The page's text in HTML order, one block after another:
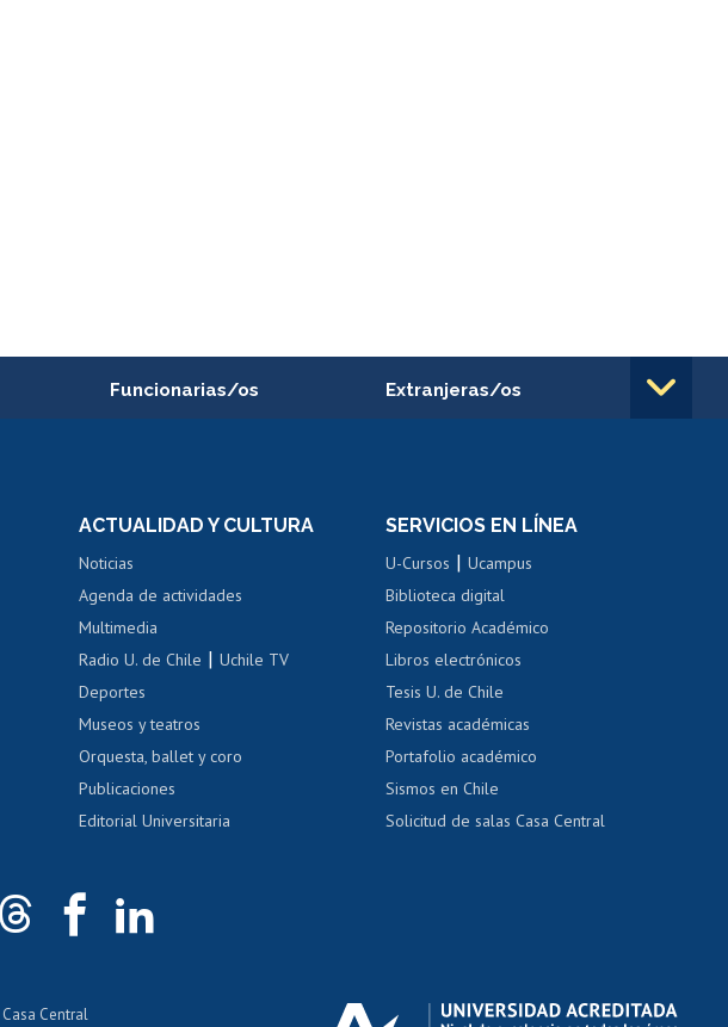
Funcionarias/os
Portal de movilidad interna
Certificado de renta
Certificado de renta
Extranjeras/os
Cursos de español
Acoso laboral, sexual y violencia Denuncias administrativas
ACTUALIDAD Y CULTURA
Noticias
Agenda de actividades
Multimedia
Radio U. de Chile |Uchile TV
Deportes
Museos y teatros
Orquesta, ballet y coro
Publicaciones
Editorial Universitaria
SERVICIOS EN LÍNEA
U-Cursos |Ucampus
Biblioteca digital
Repositorio Académico
Libros electrónicos
Tesis U. de Chile
Revistas académicas
Portafolio académico
Sismos en Chile
Solicitud de salas Casa Central
Casa Central